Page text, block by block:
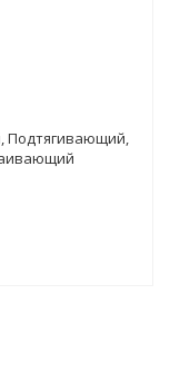
Подтягивающий,